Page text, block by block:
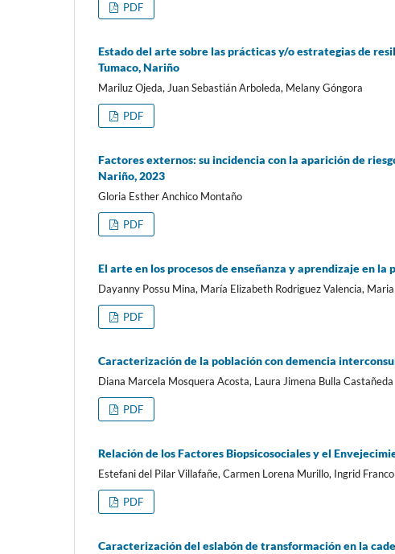
PDF
Estado del arte sobre las prácticas y/o estrategias de
Tumaco, Nariño
Mariluz Ojeda, Juan Sebastián Arboleda, Melany Góngora
PDF
Factores externos: su incidencia con la aparición de
Nariño, 2023
Gloria Esther Anchico Montaño
PDF
El arte en los procesos de enseñanza y aprendizaje en la
Dayanny Possu Mina, María Elizabeth Rodriguez Valencia,
PDF
Caracterización de la población con demencia
Diana Marcela Mosquera Acosta, Laura Jimena Bulla Castañeda
PDF
Relación de los Factores Biopsicosociales y el
Estefani del Pilar Villafañe, Carmen Lorena Murillo, Ingrid
PDF
Caracterización del eslabón de transformación en la